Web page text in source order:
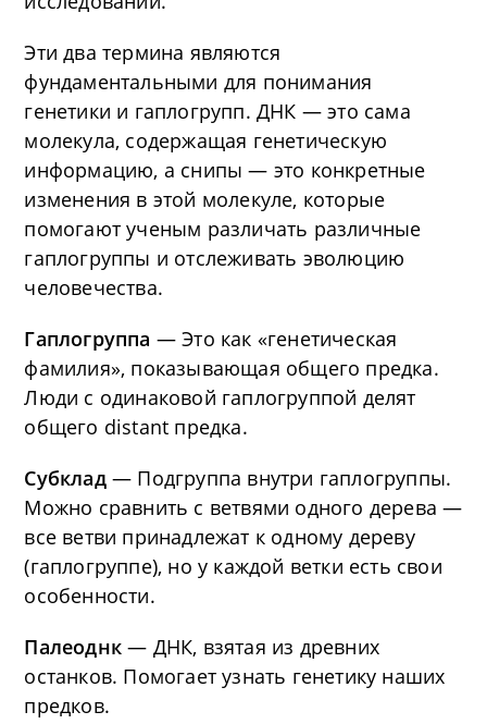
Эти два термина являются
фундаментальными для понимания
генетики и гаплогрупп. ДНК — это сама
молекула, содержащая генетическую
информацию, а снипы — это конкретные
изменения в этой молекуле, которые
помогают ученым различать различные
гаплогруппы и отслеживать эволюцию
человечества.
Гаплогруппа — Это как «генетическая
фамилия», показывающая общего предка.
Люди с одинаковой гаплогруппой делят
общего distant предка.
Субклад— Подгруппа внутри гаплогруппы.
Можно сравнить с ветвями одного дерева —
все ветви принадлежат к одному дереву
(гаплогруппе), но у каждой ветки есть свои
особенности.
Палеоднк — ДНК, взятая из древних
останков. Помогает узнать генетику наших
предков.